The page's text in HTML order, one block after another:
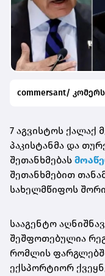
commersant/
7 აგვისტოს ქალაქ
პაკისტანმა და
შეთანხმებას
შეთანხმებით
სახელმწიფოს
სააგენტო
შეშფოთებულია
რომლის
ექსპორტიორ